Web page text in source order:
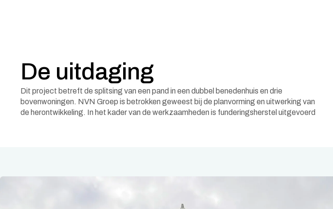
De uitdaging
Dit project betreft de splitsing van een pand in een dubbel benedenhuis en drie
bovenwoningen. NVN Groep is betrokken geweest bij de planvorming en uitwerking van
de herontwikkeling. In het kader van de werkzaamheden is funderingsherstel uitgevoerd
en zijn balkons toegevoegd om de woonkwaliteit te verbeteren. De herontwikkeling is
uitgewerkt binnen de geldende kaders en afgestemd op een duurzame en